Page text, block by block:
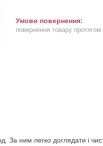
повернення товару
За ним легко доглядати і